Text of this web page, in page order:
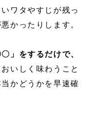
ワタやすじが残っ
かったりします。
」をするだけで、
おいしく味わうこと
かどうかを早速確